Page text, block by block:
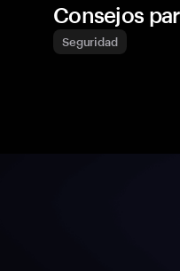
Consejos
Seguridad